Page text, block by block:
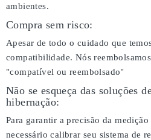
ambientes.
Compra sem risco:
Apesar de todo o cuidado que
compatibilidade. Nós
"compatível ou reembolsado"
Não se esqueça das soluções
hibernação:
Para garantir a precisão da
necessário calibrar seu sistema de